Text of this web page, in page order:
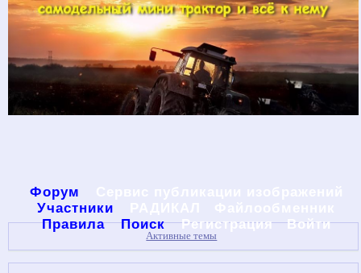
Форум
Участники
Правила
Поиск Регистрация Войти
Активные темы